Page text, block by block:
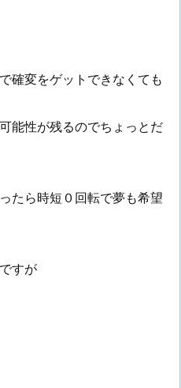
確変をゲットできなくても
能性が残るのでちょっとだ
たら時短０回転で夢も希望
すが